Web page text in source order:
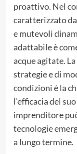
proattivo. Nel
caratterizzato
e mutevoli
adattabile è
acque agitate.
strategie e di
condizioni è la
l’efficacia del
imprenditore
tecnologie
a lungo termine.